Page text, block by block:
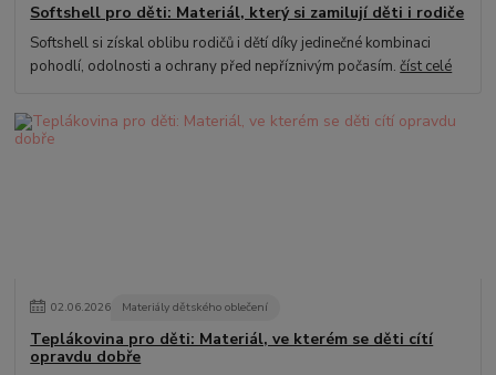
Softshell pro děti: Materiál, který si zamilují děti i rodiče
Softshell si získal oblibu rodičů i dětí díky jedinečné kombinaci
pohodlí, odolnosti a ochrany před nepříznivým počasím.číst celé
02.06.2026 Materiály dětského oblečení
Teplákovina pro děti: Materiál, ve kterém se děti cítí
opravdu dobře